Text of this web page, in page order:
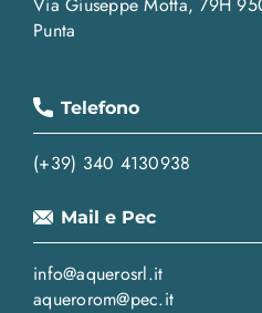
Punta
Telefono
(+39) 340 4130938
Mail e Pec
info@aquerosrl.it
aquerorom@pec.it